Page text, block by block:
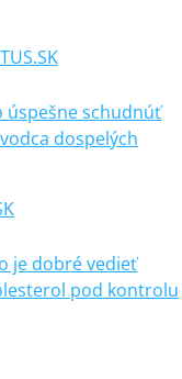
úspešne schudnúť
dospelých
je dobré vedieť
pod kontrolu